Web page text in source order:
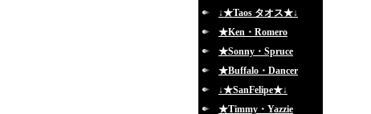
↓★Taos タオス★↓
★Ken・Romero
★Sonny・Spruce
★Buffalo・Dancer
↓★SanFelipe★↓
★Timmy・Yazzie